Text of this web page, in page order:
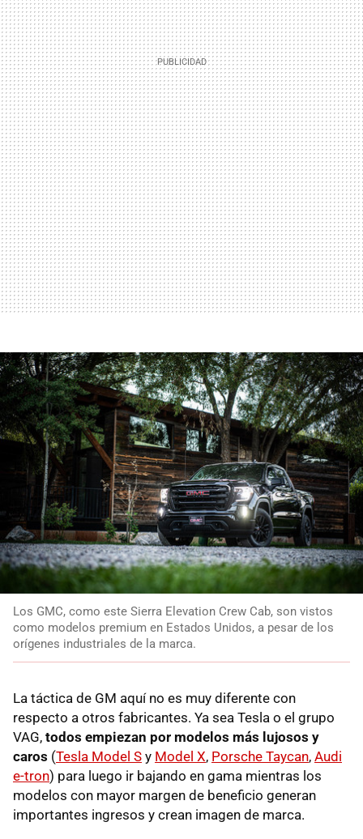
Los GMC, como este Sierra Elevation Crew Cab, son vistos
como modelos premium en Estados Unidos, a pesar de los
orígenes industriales de la marca.
La táctica de GM aquí no es muy diferente con
respecto a otros fabricantes. Ya sea Tesla o el grupo
VAG, todos empiezan por modelos más lujosos y
caros (Tesla Model S y Model X, Porsche Taycan, Audi
e-tron) para luego ir bajando en gama mientras los
modelos con mayor margen de beneficio generan
importantes ingresos y crean imagen de marca.